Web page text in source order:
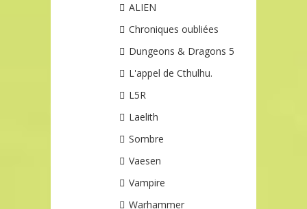
ALIEN
Chroniques oubliées
Dungeons & Dragons 5
L'appel de Cthulhu.
L5R
Laelith
Sombre
Vaesen
Vampire
Warhammer